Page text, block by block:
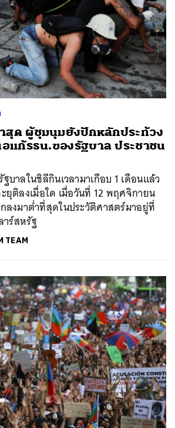
สุด ผู้ชุมนุมยังปักหลักประท้วง
อแก้รธน.ของรัฐบาล ประชาชน
บาลในชิลีกินเวลามาเกือบ 1 เดือนแล้ว
ยุติลงเมื่อใด เมื่อวันที่ 12 พฤศจิกายน
ลงมาต่ำที่สุดในประวัติศาสตร์มาอยู่ที่
าร์สหรัฐ
TEAM